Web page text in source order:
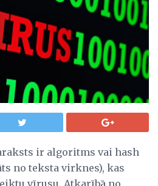
ir algoritms vai hash
no teksta virknes), kas
vīrusu. Atkarībā no